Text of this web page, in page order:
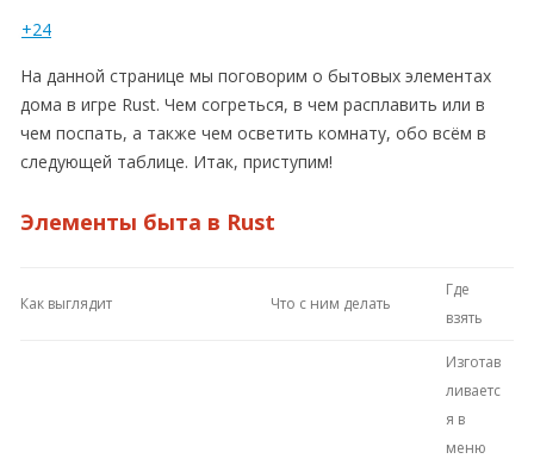
+24
На данной странице мы поговорим о бытовых элементах
дома в игре Rust. Чем согреться, в чем расплавить или в
чем поспать, а также чем осветить комнату, обо всём в
следующей таблице. Итак, приступим!
Элементы быта в Rust
Как выглядит Что с ним делать
Где
взять
Изготав
ливаетс
я в
меню